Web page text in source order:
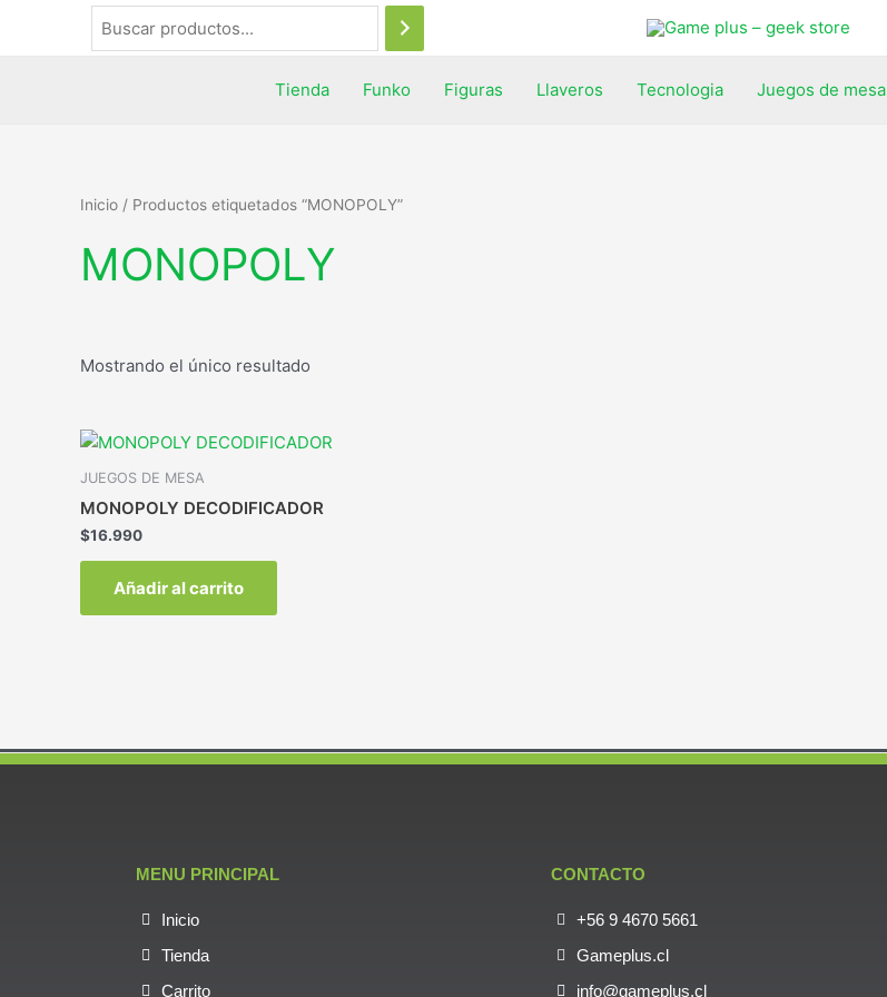
Tienda Funko Figuras Llaveros Tecnologia Juegos de mesa
Inicio / Productos etiquetados “MONOPOLY”
MONOPOLY
Mostrando el único resultado
JUEGOS DE MESA
MONOPOLY DECODIFICADOR
$16.990
Añadir al carrito
MENU PRINCIPAL
Inicio
Tienda
Carrito
CONTACTO
+56 9 4670 5661
Gameplus.cl
info@gameplus.cl